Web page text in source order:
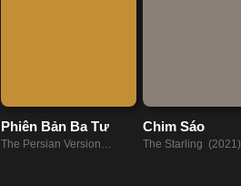
Phiên Bản Ba Tư
The Persian Version
Chim Sáo
The Starling (2021)